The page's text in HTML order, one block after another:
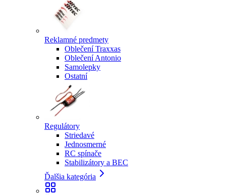
Reklamné predmety
Oblečení Traxxas
Oblečení Antonio
Samolepky
Ostatní
Regulátory
Striedavé
Jednosmerné
RC spínače
Stabilizátory a BEC
Ďalšia kategória